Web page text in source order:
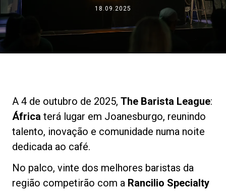
18.09.2025
A 4 de outubro de 2025, The Barista League:
África terá lugar em Joanesburgo, reunindo
talento, inovação e comunidade numa noite
dedicada ao café.
No palco, vinte dos melhores baristas da
região competirão com a Rancilio Specialty
Group
Nossos laboratórios
Sustentabilidade
Connect